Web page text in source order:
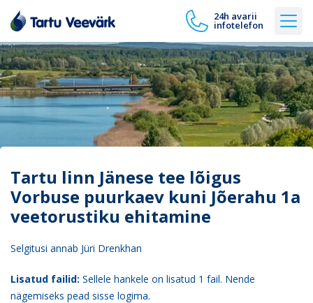
24h avarii
infotelefon
Tartu linn Jänese tee lõigus
Vorbuse puurkaev kuni Jõerahu 1a
veetorustiku ehitamine
Selgitusi annab Jüri Drenkhan
Lisatud failid: Sellele hankele on lisatud 1 fail. Nende
nägemiseks pead sisse logima.